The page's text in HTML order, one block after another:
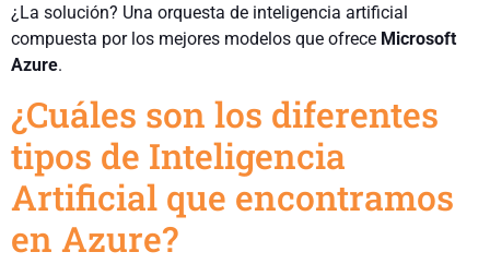
¿La solución? Una orquesta de inteligencia artificial
compuesta por los mejores modelos que ofrece Microsoft
Azure.
¿Cuáles son los diferentes
tipos de Inteligencia
Artificial que encontramos
en Azure?